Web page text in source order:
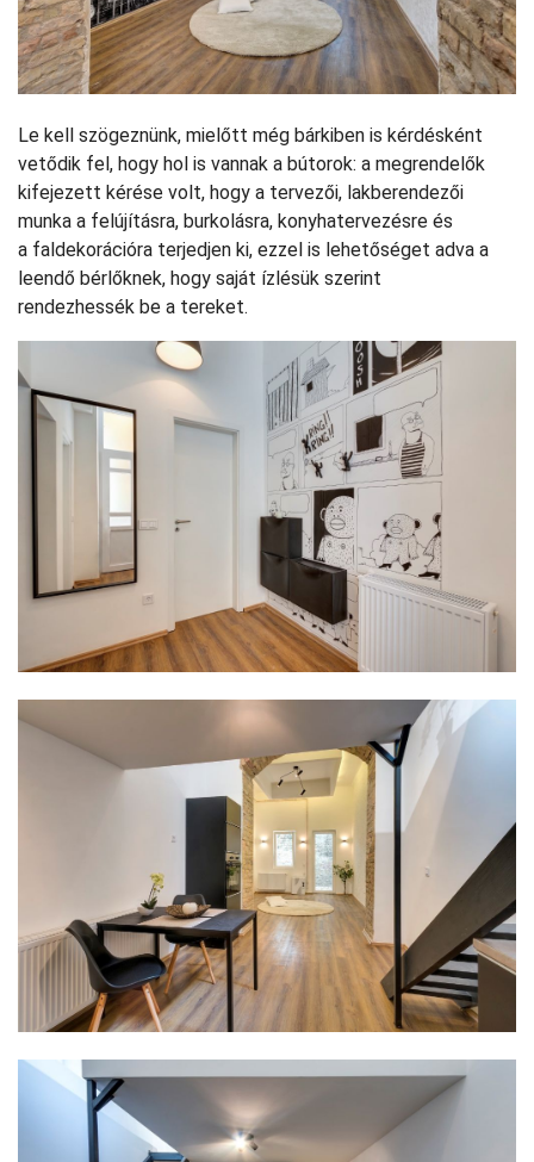
Le kell szögeznünk, mielőtt még bárkiben is kérdésként
vetődik fel, hogy hol is vannak a bútorok: a megrendelők
kifejezett kérése volt, hogy a tervezői, lakberendezői
munka a felújításra, burkolásra, konyhatervezésre és
a faldekorációra terjedjen ki, ezzel is lehetőséget adva a
leendő bérlőknek, hogy saját ízlésük szerint
rendezhessék be a tereket.